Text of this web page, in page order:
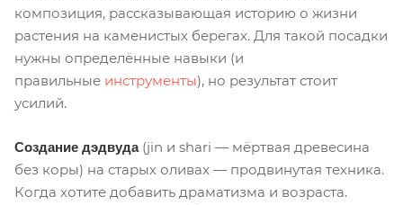
композиция, рассказывающая историю о жизни
растения на каменистых берегах. Для такой посадки
нужны определённые навыки (и
правильные инструменты), но результат стоит
усилий.
Создание дэдвуда(jin и shari — мёртвая древесина
без коры) на старых оливах — продвинутая техника.
Когда хотите добавить драматизма и возраста.